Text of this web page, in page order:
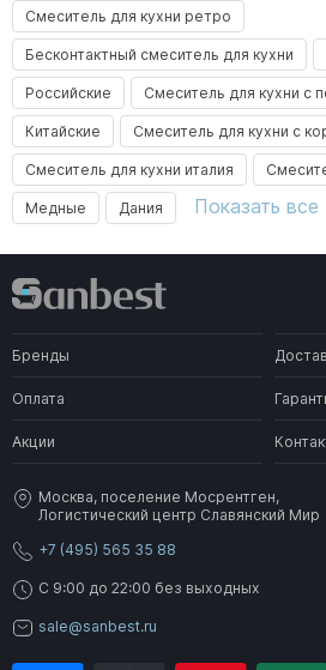
Смеситель для кухни ретро
Бесконтактный смеситель для кухни
Российские Смеситель для кухни с
Китайские Смеситель для кухни с
Смеситель для кухни италия
Медные Дания Показать все
Бренды
Оплата
Акции
Москва, поселение Мосрентген,
Логистический центр Славянский Мир
+7 (495) 565 35 88
C 9:00 до 22:00 без выходных
sale@sanbest.ru